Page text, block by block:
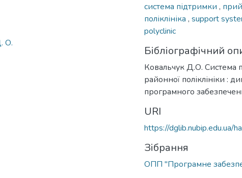
О.
система підтримки ,
поліклініка , support
polyclinic
Бібліографічний
Ковальчук Д.О. Система
районної поліклініки :
програмного
URI
https://
Зібрання
ОПП "Програмне